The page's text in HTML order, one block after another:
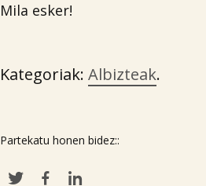
Mila esker!
Kategoriak: Albizteak.
Partekatu honen bidez::